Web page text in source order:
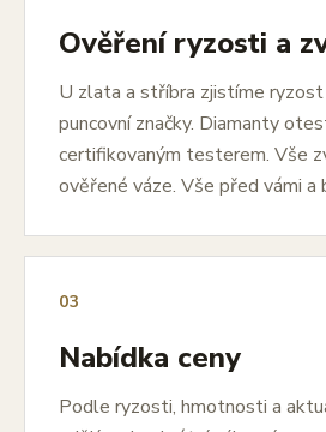
Ověření ryzosti a
U zlata a stříbra zjistíme
puncovní značky. Diamanty
certifikovaným testerem. Vše
ověřené váze. Vše před vámi a
03
Nabídka ceny
Podle ryzosti, hmotnosti a